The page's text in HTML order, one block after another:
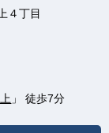
４丁目
」 徒歩7分